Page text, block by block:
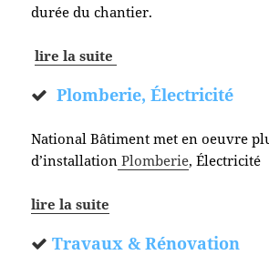
durée du chantier.
lire la suite
Plomberie, Électricité
National Bâtiment met en oeuvre
d’installation Plomberie, Électricité
lire la suite
Travaux & Rénovation